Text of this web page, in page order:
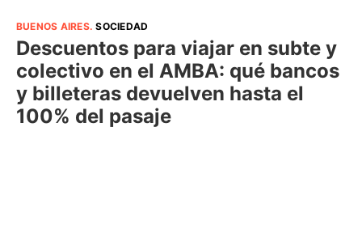
BUENOS AIRES.SOCIEDAD
Descuentos para viajar en subte y
colectivo en el AMBA: qué bancos
y billeteras devuelven hasta el
100% del pasaje